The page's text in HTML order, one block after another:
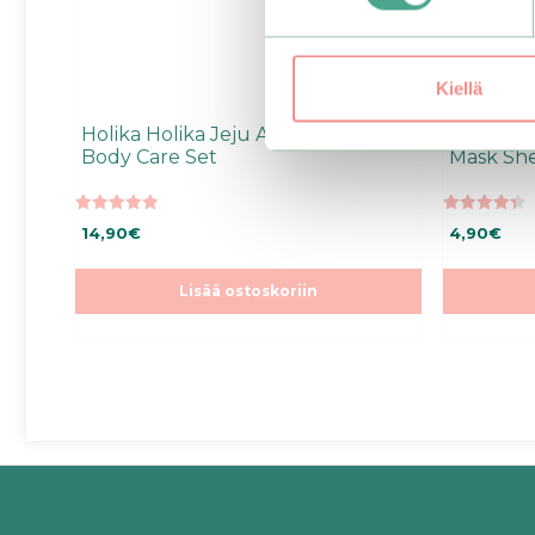
Kiellä
Holika Holika Jeju Aloe Face &
Body Care Set
5.00
5:stä
14,90€
Lisää ostoskoriin
Mask
4.40
5:stä
4,90€